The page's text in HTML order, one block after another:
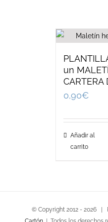
un
CARTERA
0,90€
Añadir al
carrito
© Copyright 2012 - 2026 |